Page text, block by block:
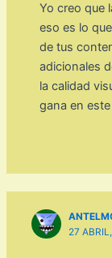
Yo creo que
eso es lo
de tus
adicionales
la calidad
gana en
27